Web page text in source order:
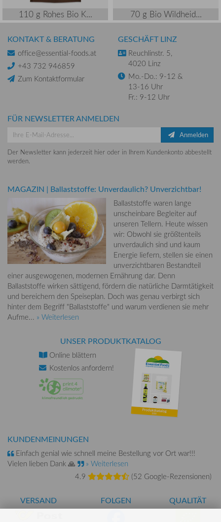
110 g Rohes Bio K... 70 g Bio Wildheid...
KONTAKT & BERATUNG
office@essential-foods.at
+43 732 946859
Zum Kontaktformular
GESCHÄFT LINZ
Reuchlinstr. 5,
4020 Linz
Mo.-Do.: 9-12 &
13-16 Uhr
Fr.: 9-12 Uhr
FÜR NEWSLETTER ANMELDEN
Anmelden
Der Newsletter kann jederzeit hier oder in Ihrem Kundenkonto abbestellt
werden.
MAGAZIN | Ballaststoffe: Unverdaulich? Unverzichtbar!
Ballaststoffe waren lange
unscheinbare Begleiter auf
unseren Tellern. Heute wissen
wir: Obwohl sie größtenteils
unverdaulich sind und kaum
Energie liefern, stellen sie einen
unverzichtbaren Bestandteil
einer ausgewogenen, modernen Ernährung dar. Denn
Ballaststoffe wirken sättigend, fördern die natürliche Darmtätigkeit
und bereichern den Speiseplan. Doch was genau verbirgt sich
hinter dem Begriff "Ballaststoffe" und warum verdienen sie mehr
Aufme... » Weiterlesen
UNSER PRODUKTKATALOG
Online blättern
Kostenlos anfordern!
KUNDENMEINUNGEN
Einfach genial wie schnell meine Bestellung vor Ort war!!!
Vielen lieben Dank 🙏
» Weiterlesen
4.9
(52 Google-Rezensionen)
VERSAND FOLGEN QUALITÄT